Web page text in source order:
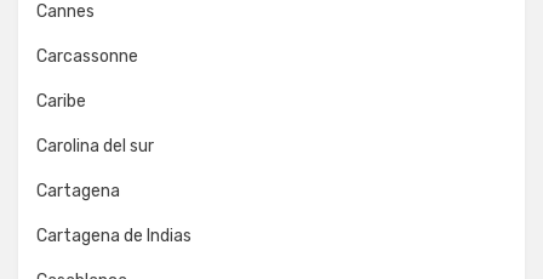
Cannes
Carcassonne
Caribe
Carolina del sur
Cartagena
Cartagena de Indias